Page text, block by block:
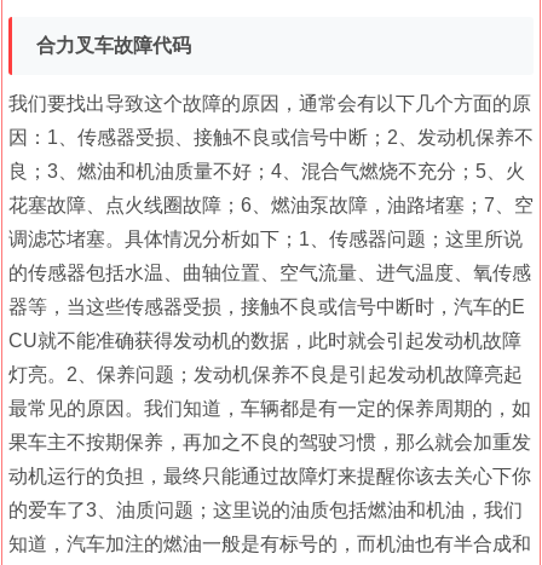
合力叉车故障代码
我们要找出导致这个故障的原因，通常会有以下几个方面的原
因：1、传感器受损、接触不良或信号中断；2、发动机保养不
良；3、燃油和机油质量不好；4、混合气燃烧不充分；5、火
花塞故障、点火线圈故障；6、燃油泵故障，油路堵塞；7、空
调滤芯堵塞。具体情况分析如下；1、传感器问题；这里所说
的传感器包括水温、曲轴位置、空气流量、进气温度、氧传感
器等，当这些传感器受损，接触不良或信号中断时，汽车的E
CU就不能准确获得发动机的数据，此时就会引起发动机故障
灯亮。2、保养问题；发动机保养不良是引起发动机故障亮起
最常见的原因。我们知道，车辆都是有一定的保养周期的，如
果车主不按期保养，再加之不良的驾驶习惯，那么就会加重发
动机运行的负担，最终只能通过故障灯来提醒你该去关心下你
的爱车了3、油质问题；这里说的油质包括燃油和机油，我们
知道，汽车加注的燃油一般是有标号的，而机油也有半合成和